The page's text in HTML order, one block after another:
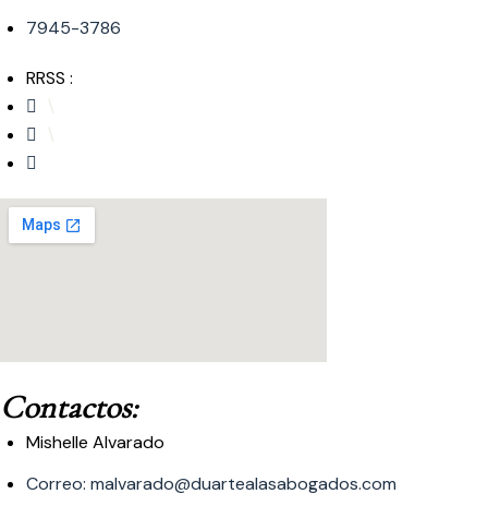
7945-3786
RRSS :
Contactos:
Mishelle Alvarado
Correo: malvarado@duartealasabogados.com